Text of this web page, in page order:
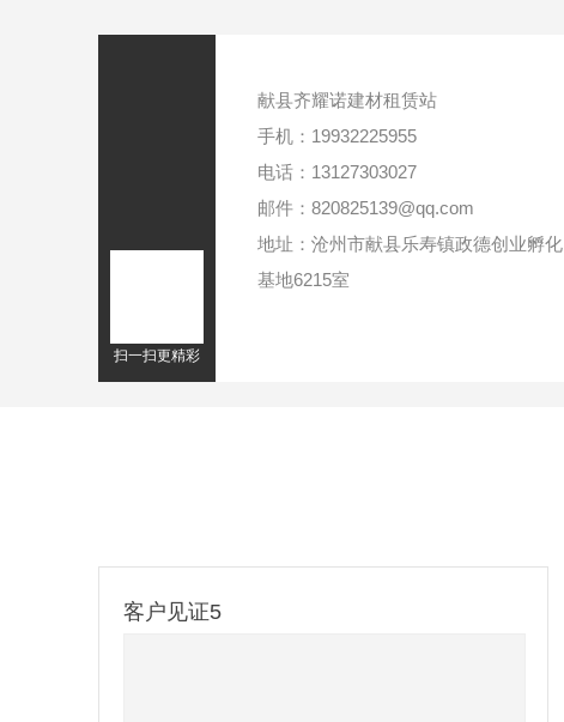
扫一扫更精彩
献县齐耀诺建材租赁站
手机：19932225955
电话：13127303027
邮件：820825139@qq.com
地址：沧州市献县乐寿镇政德创业孵化
基地6215室
客户见证4